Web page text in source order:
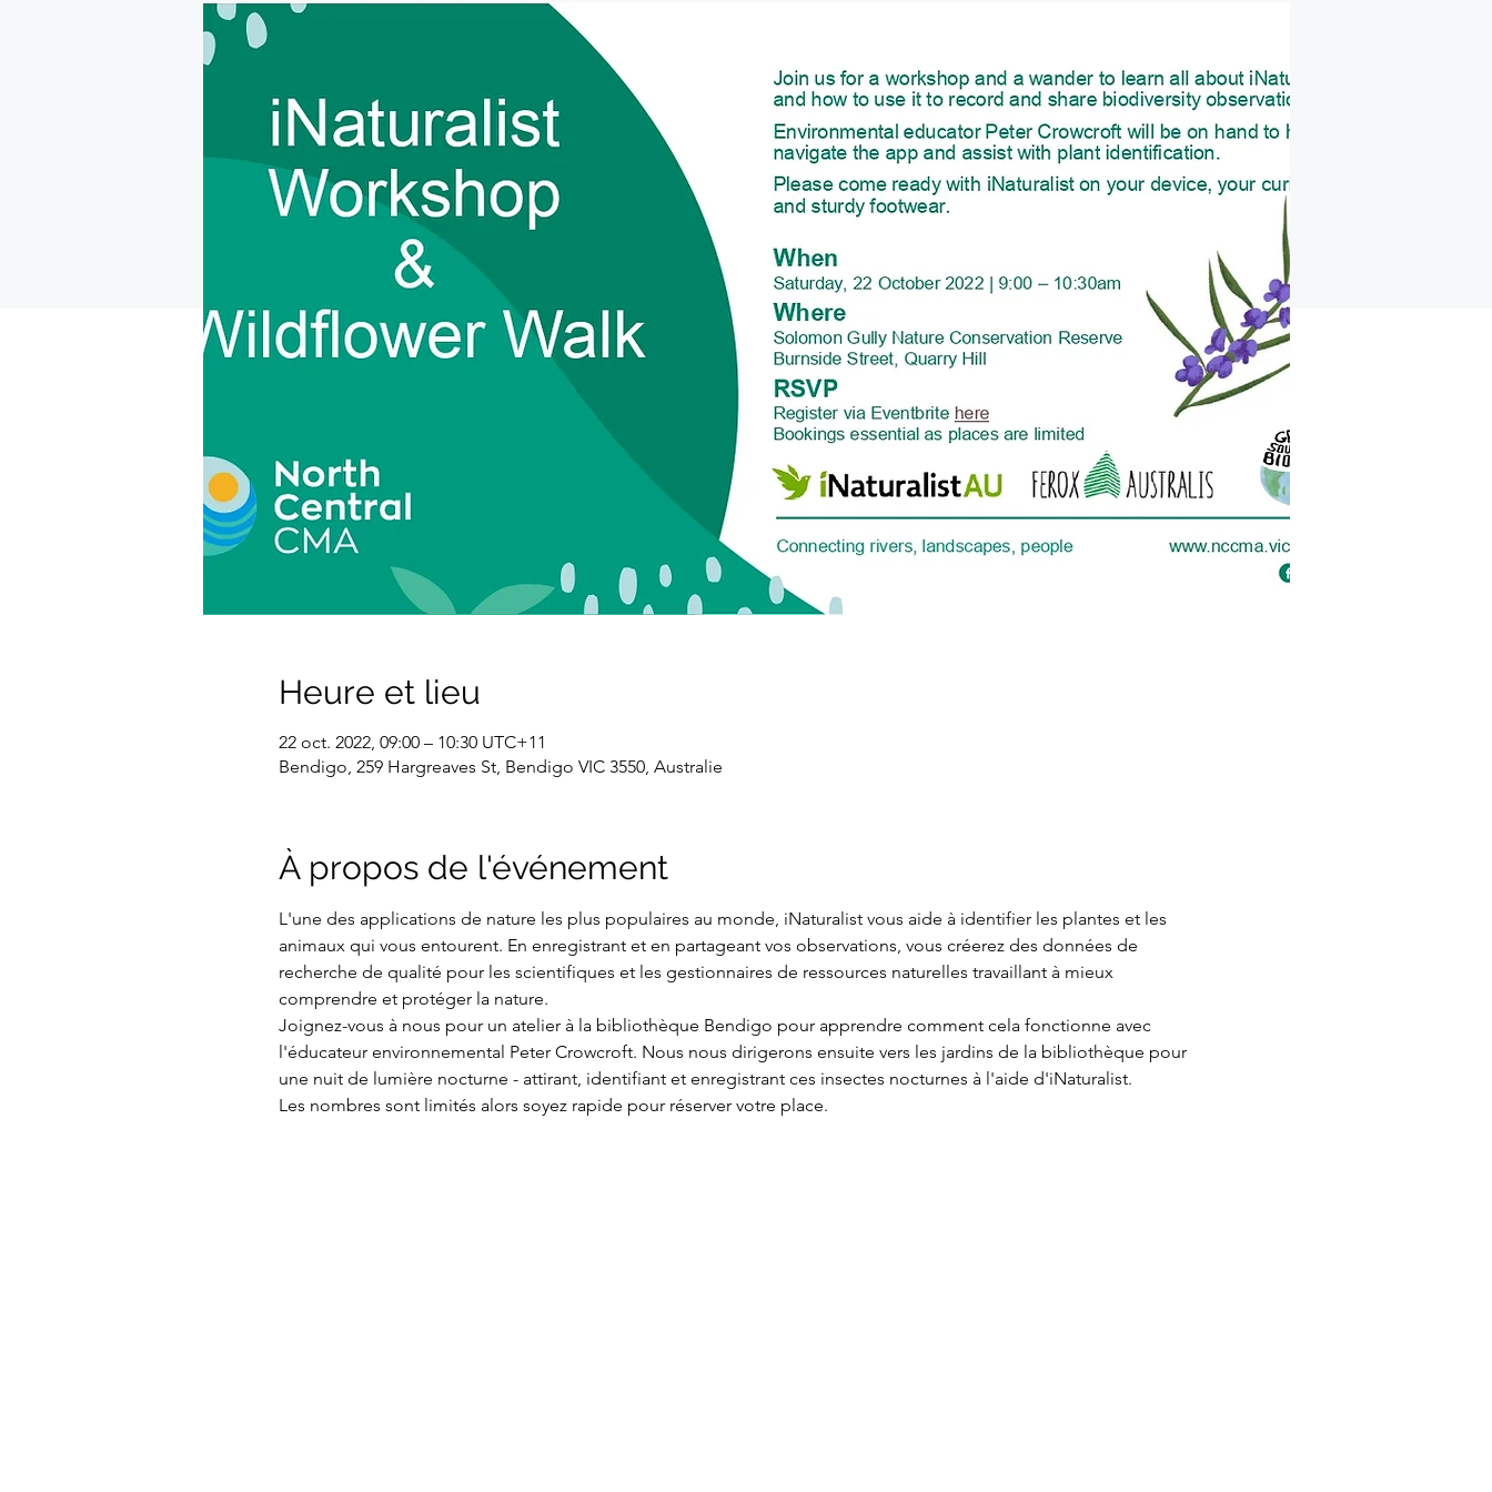
Heure et lieu
22 oct. 2022, 09:00 – 10:30 UTC+11
Bendigo, 259 Hargreaves St, Bendigo VIC 3550, Australie
À propos de l'événement
L'une des applications de nature les plus populaires au monde, iNaturalist vous aide à identifier les plantes et les
animaux qui vous entourent. En enregistrant et en partageant vos observations, vous créerez des données de
recherche de qualité pour les scientifiques et les gestionnaires de ressources naturelles travaillant à mieux
comprendre et protéger la nature.
Joignez-vous à nous pour un atelier à la bibliothèque Bendigo pour apprendre comment cela fonctionne avec
l'éducateur environnemental Peter Crowcroft. Nous nous dirigerons ensuite vers les jardins de la bibliothèque pour
une nuit de lumière nocturne - attirant, identifiant et enregistrant ces insectes nocturnes à l'aide d'iNaturalist.
Les nombres sont limités alors soyez rapide pour réserver votre place.